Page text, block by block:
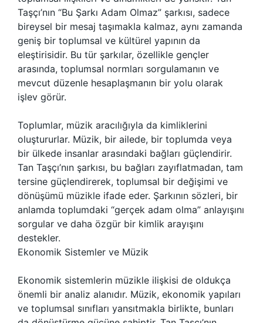
Taşçı’nın “Bu Şarkı Adam Olmaz” şarkısı, sadece
bireysel bir mesaj taşımakla kalmaz, aynı zamanda
geniş bir toplumsal ve kültürel yapının da
eleştirisidir. Bu tür şarkılar, özellikle gençler
arasında, toplumsal normları sorgulamanın ve
mevcut düzenle hesaplaşmanın bir yolu olarak
işlev görür.
Toplumlar, müzik aracılığıyla da kimliklerini
oluştururlar. Müzik, bir ailede, bir toplumda veya
bir ülkede insanlar arasındaki bağları güçlendirir.
Tan Taşçı’nın şarkısı, bu bağları zayıflatmadan, tam
tersine güçlendirerek, toplumsal bir değişimi ve
dönüşümü müzikle ifade eder. Şarkının sözleri, bir
anlamda toplumdaki “gerçek adam olma” anlayışını
sorgular ve daha özgür bir kimlik arayışını
destekler.
Ekonomik Sistemler ve Müzik
Ekonomik sistemlerin müzikle ilişkisi de oldukça
önemli bir analiz alanıdır. Müzik, ekonomik yapıları
ve toplumsal sınıfları yansıtmakla birlikte, bunları